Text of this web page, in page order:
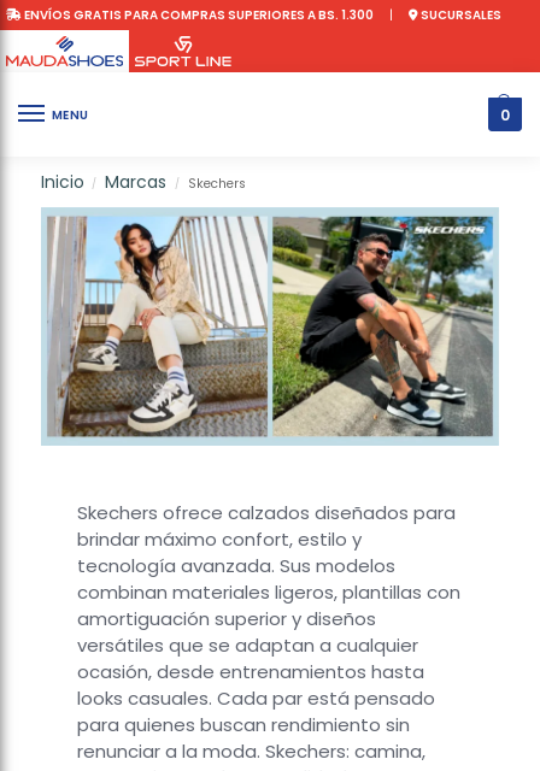
ENVÍOS GRATIS PARA COMPRAS SUPERIORES A BS. 1.300 | SUCURSALES
MENU 0
Inicio / Marcas / Skechers
Skechers ofrece calzados diseñados para
brindar máximo confort, estilo y
tecnología avanzada. Sus modelos
combinan materiales ligeros, plantillas con
amortiguación superior y diseños
versátiles que se adaptan a cualquier
ocasión, desde entrenamientos hasta
looks casuales. Cada par está pensado
para quienes buscan rendimiento sin
renunciar a la moda. Skechers: camina,